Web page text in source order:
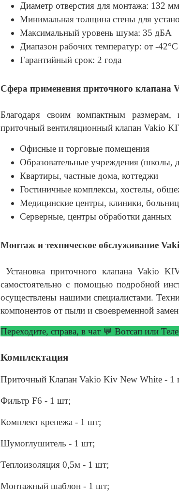
Диаметр отверстия для монтажа: 132 мм
Минимальная толщина стены для
Максимальный уровень шума: 35 дБА
Диапазон рабочих температур: от -
Гарантийный срок: 2 года
Сфера применения приточного клапана
Благодаря своим компактным размерам,
приточный вентиляционный клапан Vakio
Офисные и торговые помещения
Образовательные учреждения (школы,
Квартиры, частные дома, коттеджи
Гостиничные комплексы, хостелы,
Медицинские центры, клиники,
Серверные, центры обработки данных
Монтаж и техническое обслуживание
Установка приточного клапана Vakio
самостоятельно с помощью подробной
осуществлены нашими специалистами.
компонентов от пыли и своевременной
Переходите, справа, в чат 💬 Вотсап или
Комплектация
Приточный Клапан Vakio Kiv New White - 1
Фильтр F6 - 1 шт;
Комплект крепежа - 1 шт;
Шумоглушитель - 1 шт;
Теплоизоляция 0,5м - 1 шт;
Монтажный шаблон - 1 шт;